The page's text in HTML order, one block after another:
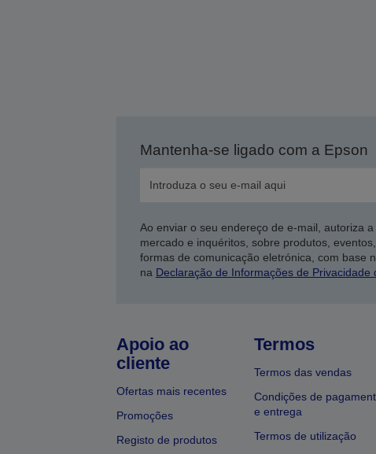
Mantenha-se ligado com a Epson
Ao enviar o seu endereço de e-mail, autoriza
mercado e inquéritos, sobre produtos,
formas de comunicação eletrónica, com base
na Declaração de Informações de Privacidade
Apoio ao
cliente
Ofertas mais recentes
Promoções
Registo de produtos
Termos
Termos das vendas
Condições de
e entrega
Termos de utilização